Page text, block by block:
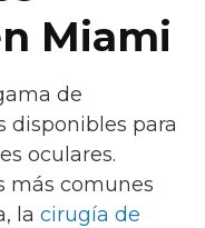
Miami
de
disponibles para
oculares.
más comunes
la cirugía de